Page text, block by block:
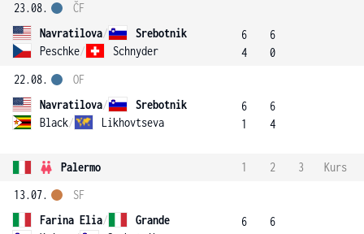
23.08.
Navratilova/
Srebotnik
Peschke/ Schnyder
ČF
6
4
6
0
22.08.
Navratilova/
Srebotnik
Black/ Likhovtseva
OF
6
1
6
4
Palermo 1 2 3
Kurs
13.07.
Farina Elia/
Grande
SF
6
6